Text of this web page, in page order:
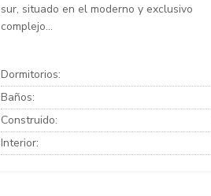
sur, situado en el moderno y exclusivo
complejo...
Dormitorios:
Baños:
Construido:
Interior: